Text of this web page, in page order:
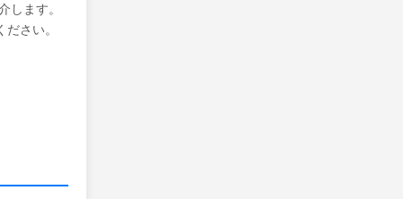
します。
さい。